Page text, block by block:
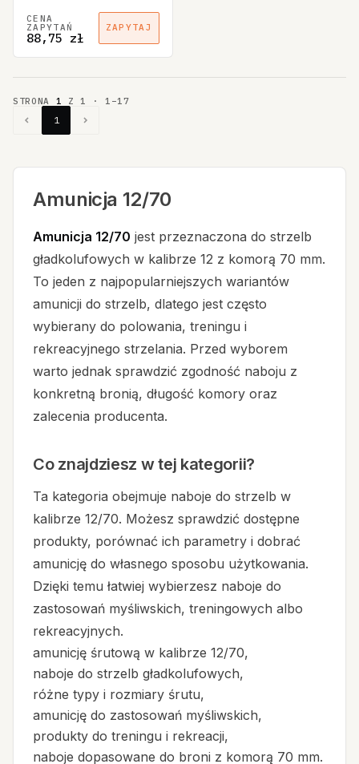
CENA
ZAPYTAŃ
88,75 zł
ZAPYTAJ
STRONA 1 Z1 · 1 –17
1
Amunicja 12/70
Amunicja 12/70 jest przeznaczona do strzelb
gładkolufowych w kalibrze 12 z komorą 70 mm.
To jeden z najpopularniejszych wariantów
amunicji do strzelb, dlatego jest często
wybierany do polowania, treningu i
rekreacyjnego strzelania. Przed wyborem
warto jednak sprawdzić zgodność naboju z
konkretną bronią, długość komory oraz
zalecenia producenta.
Co znajdziesz w tej kategorii?
Ta kategoria obejmuje naboje do strzelb w
kalibrze 12/70. Możesz sprawdzić dostępne
produkty, porównać ich parametry i dobrać
amunicję do własnego sposobu użytkowania.
Dzięki temu łatwiej wybierzesz naboje do
zastosowań myśliwskich, treningowych albo
rekreacyjnych.
amunicję śrutową w kalibrze 12/70,
naboje do strzelb gładkolufowych,
różne typy i rozmiary śrutu,
amunicję do zastosowań myśliwskich,
produkty do treningu i rekreacji,
naboje dopasowane do broni z komorą 70 mm.